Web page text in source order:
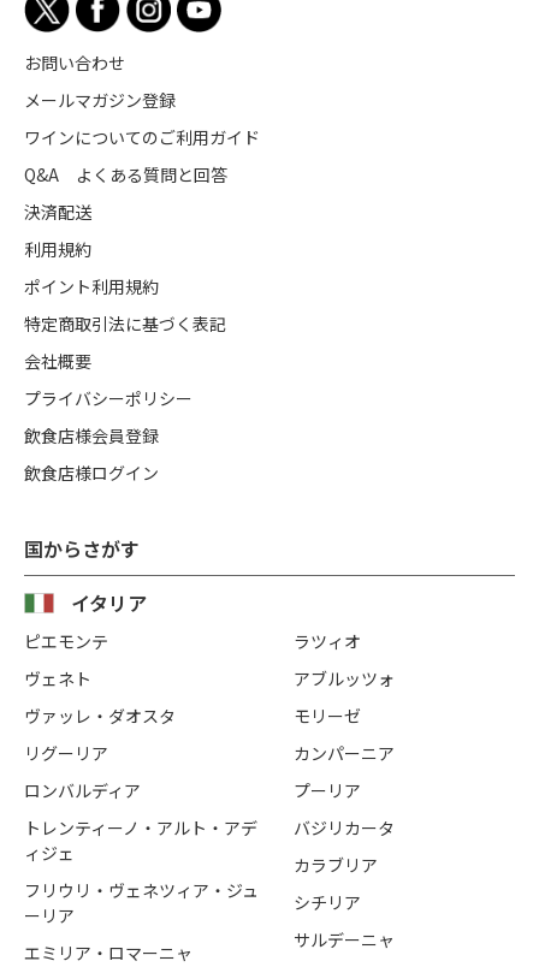
国からさがす
イタリア
ピエモンテ
ヴェネト
ヴァッレ・ダオスタ
リグーリア
ロンバルディア
トレンティーノ・アルト・アデ
ィジェ
フリウリ・ヴェネツィア・ジュ
ーリア
エミリア・ロマーニャ
ラツィオ
アブルッツォ
モリーゼ
カンパーニア
プーリア
バジリカータ
カラブリア
シチリア
サルデーニャ
お問い合わせ
メールマガジン登録
ワインについてのご利用ガイド
Q&A よくある質問と回答
決済配送
利用規約
ポイント利用規約
特定商取引法に基づく表記
会社概要
プライバシーポリシー
飲食店様会員登録
飲食店様ログイン